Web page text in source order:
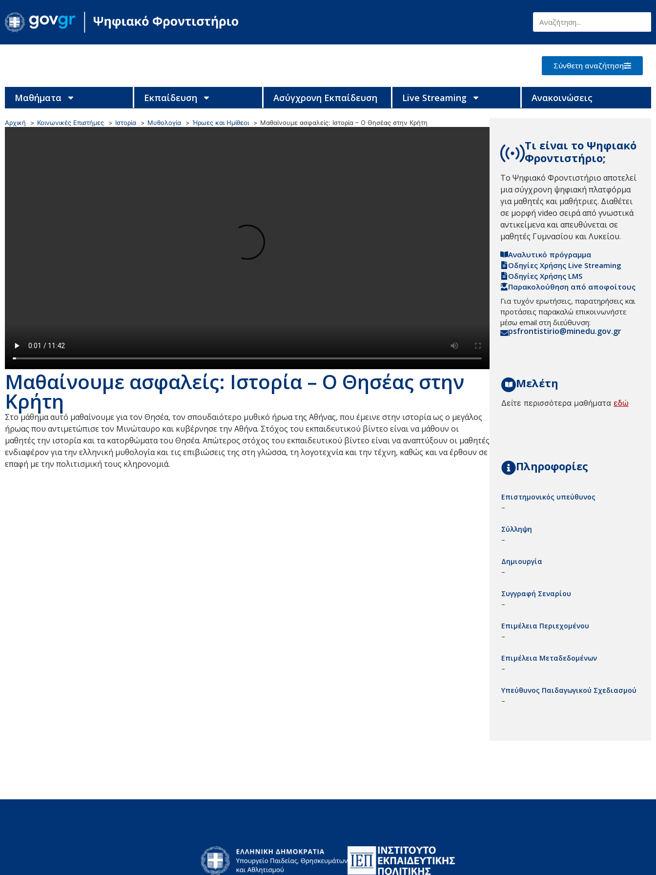
Σύνθετη αναζήτηση
Μαθήματα Εκπαίδευση Ασύγχρονη Εκπαίδευση Live Streaming Ανακοινώσεις
Αρχική Κοινωνικές Επιστήμες Ιστορία Μυθολογία Ήρωες και Ημίθεοι Μαθαίνουμε ασφαλείς: Ιστορία – Ο Θησέας στην Κρήτη
Μαθαίνουμε ασφαλείς: Ιστορία – Ο Θησέας στην
Κρήτη
Στο μάθημα αυτό μαθαίνουμε για τον Θησέα, τον σπουδαιότερο μυθικό ήρωα της Αθήνας, που έμεινε στην ιστορία ως ο μεγάλος
ήρωας που αντιμετώπισε τον Μινώταυρο και κυβέρνησε την Αθήνα. Στόχος του εκπαιδευτικού βίντεο είναι να μάθουν οι
μαθητές την ιστορία και τα κατορθώματα του Θησέα. Απώτερος στόχος του εκπαιδευτικού βίντεο είναι να αναπτύξουν οι μαθητές
ενδιαφέρον για την ελληνική μυθολογία και τις επιβιώσεις της στη γλώσσα, τη λογοτεχνία και την τέχνη, καθώς και να έρθουν σε
επαφή με την πολιτισμική τους κληρονομιά.
Τι είναι το Ψηφιακό
Φροντιστήριο;
Το Ψηφιακό Φροντιστήριο αποτελεί
μια σύγχρονη ψηφιακή πλατφόρμα
για μαθητές και μαθήτριες. Διαθέτει
σε μορφή video σειρά από γνωστικά
αντικείμενα και απευθύνεται σε
μαθητές Γυμνασίου και Λυκείου.
Αναλυτικό πρόγραμμα
Οδηγίες Χρήσης Live Streaming
Οδηγίες Χρήσης LMS
Παρακολούθηση από αποφοίτους
Για τυχόν ερωτήσεις, παρατηρήσεις και
προτάσεις παρακαλώ επικοινωνήστε
μέσω email στη διεύθυνση:
psfrontistirio@minedu.gov.gr
Μελέτη
Δείτε περισσότερα μαθήματα εδώ
Πληροφορίες
Επιστημονικός υπεύθυνος
–
Σύλληψη
–
Δημιουργία
–
Συγγραφή Σεναρίου
–
Επιμέλεια Περιεχομένου
–
Επιμέλεια Μεταδεδομένων
–
Υπεύθυνος Παιδαγωγικού Σχεδιασμού
–